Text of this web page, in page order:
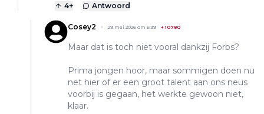
4+ Antwoord
Cosey2 29 mei 2026 om 6:39 +10780
Maar dat is toch niet vooral dankzij Forbs?
Prima jongen hoor, maar sommigen doen nu
net hier of er een groot talent aan ons neus
voorbij is gegaan, het werkte gewoon niet,
klaar.